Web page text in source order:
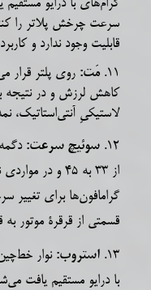
گرام‌های با درایو
سرعت چرخش پلاتر را
قابلیت وجود ندارد و
11. مَت: روی پلتر قرار
کاهش لرزش و در نتیجه
لاستیکیِ آنتی‌استاتیک،
12. سوئیچ سرعت:
گرامافون‌ها برای تغییر
قسمتی از قرقرۀ موتور
13. استروب: نوار
با درایو مستقیم یافت